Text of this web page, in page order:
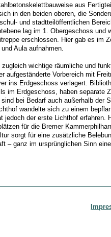
aus
in den beiden oberen, die
und stadtteilöffentlichen
lag im 1. Obergeschoss und
erschlossen. Hier gab es im
Aula aufnahmen.
wichtige räumliche und
aufgeständerte Vorbereich mit
ins Erdgeschoss verlagert.
im Erdgeschoss, haben separate
bei Bedarf auch außerhalb der
wandelte sich zu einem
jedoch der erste Lichthof erfahren.
für die Bremer
sorgt für eine zusätzliche
– ganz im ursprünglichen Sinn